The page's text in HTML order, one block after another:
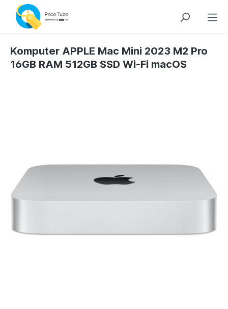
Komputer APPLE Mac Mini 2023 M2 Pro
16GB RAM 512GB SSD Wi-Fi macOS